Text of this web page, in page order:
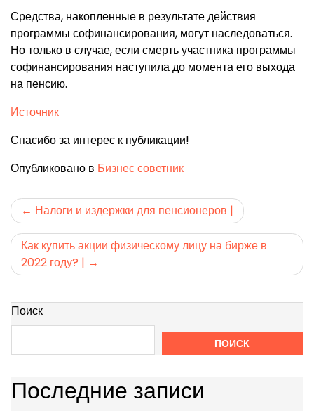
Средства, накопленные в результате действия
программы софинансирования, могут наследоваться.
Но только в случае, если смерть участника программы
софинансирования наступила до момента его выхода
на пенсию.
Источник
Спасибо за интерес к публикации!
Опубликовано в Бизнес советник
Навигация
по
записям
Налоги и издержки для пенсионеров |
Как купить акции физическому лицу на бирже в
2022 году? |
Поиск
ПОИСК
Последние записи